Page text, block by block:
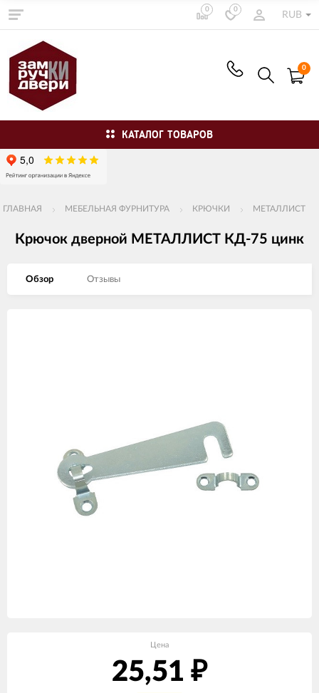
0 0
RUB
0
КАТАЛОГ ТОВАРОВ
ГЛАВНАЯ МЕБЕЛЬНАЯ ФУРНИТУРА КРЮЧКИ МЕТАЛЛИСТ
Крючок дверной МЕТАЛЛИСТ КД-75 цинк
Обзор Отзывы
Цена
25,51 ₽